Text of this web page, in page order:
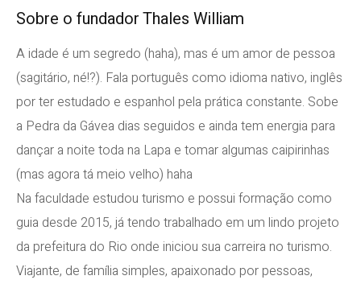
Sobre o fundador Thales William
A idade é um segredo (haha), mas é um amor de pessoa
(sagitário, né!?). Fala português como idioma nativo, inglês
por ter estudado e espanhol pela prática constante. Sobe
a Pedra da Gávea dias seguidos e ainda tem energia para
dançar a noite toda na Lapa e tomar algumas caipirinhas
(mas agora tá meio velho) haha
Na faculdade estudou turismo e possui formação como
guia desde 2015, já tendo trabalhado em um lindo projeto
da prefeitura do Rio onde iniciou sua carreira no turismo.
Viajante, de família simples, apaixonado por pessoas,